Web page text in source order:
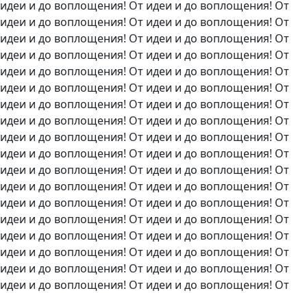
идеи и до воплощения! От идеи и до воплощения! От
идеи и до воплощения! От идеи и до воплощения! От
идеи и до воплощения! От идеи и до воплощения! От
идеи и до воплощения! От идеи и до воплощения! От
идеи и до воплощения! От идеи и до воплощения! От
идеи и до воплощения! От идеи и до воплощения! От
идеи и до воплощения! От идеи и до воплощения! От
идеи и до воплощения! От идеи и до воплощения! От
идеи и до воплощения! От идеи и до воплощения! От
идеи и до воплощения! От идеи и до воплощения! От
идеи и до воплощения! От идеи и до воплощения! От
идеи и до воплощения! От идеи и до воплощения! От
идеи и до воплощения! От идеи и до воплощения! От
идеи и до воплощения! От идеи и до воплощения! От
идеи и до воплощения! От идеи и до воплощения! От
идеи и до воплощения! От идеи и до воплощения! От
идеи и до воплощения! От идеи и до воплощения! От
идеи и до воплощения! От идеи и до воплощения! От